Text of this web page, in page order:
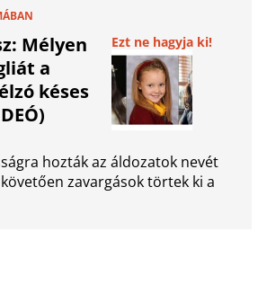
Mélyen
a
késes
Ezt ne hagyja ki!
hozták az áldozatok nevét
zavargások törtek ki a